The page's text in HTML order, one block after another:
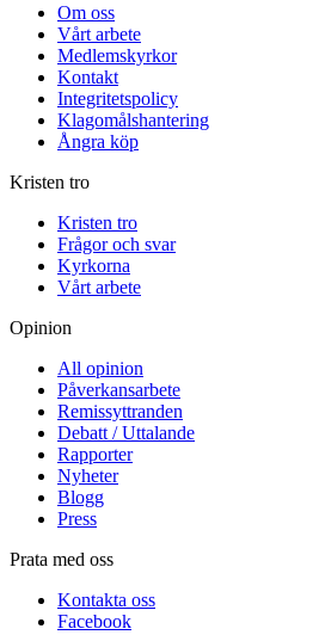
Om oss
Vårt arbete
Medlemskyrkor
Kontakt
Integritetspolicy
Klagomålshantering
Ångra köp
Kristen tro
Kristen tro
Frågor och svar
Kyrkorna
Vårt arbete
Opinion
All opinion
Påverkansarbete
Remissyttranden
Debatt / Uttalande
Rapporter
Nyheter
Blogg
Press
Prata med oss
Kontakta oss
Facebook